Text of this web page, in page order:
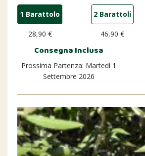
1 Barattolo
28,90 €
2 Barattoli
46,90 €
Consegna Inclusa
Prossima Partenza: Martedì 1
Settembre 2026